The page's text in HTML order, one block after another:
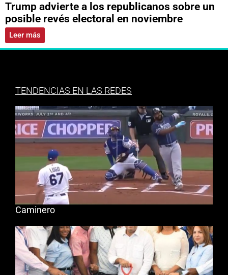
Trump advierte a los republicanos sobre un
posible revés electoral en noviembre
Leer más
TENDENCIAS EN LAS REDES
Caminero